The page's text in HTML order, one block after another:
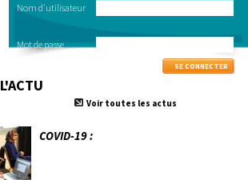
Nom d'utilisateur
Mot de passe
L'ACTU
Voir toutes les actus
COVID-19 :